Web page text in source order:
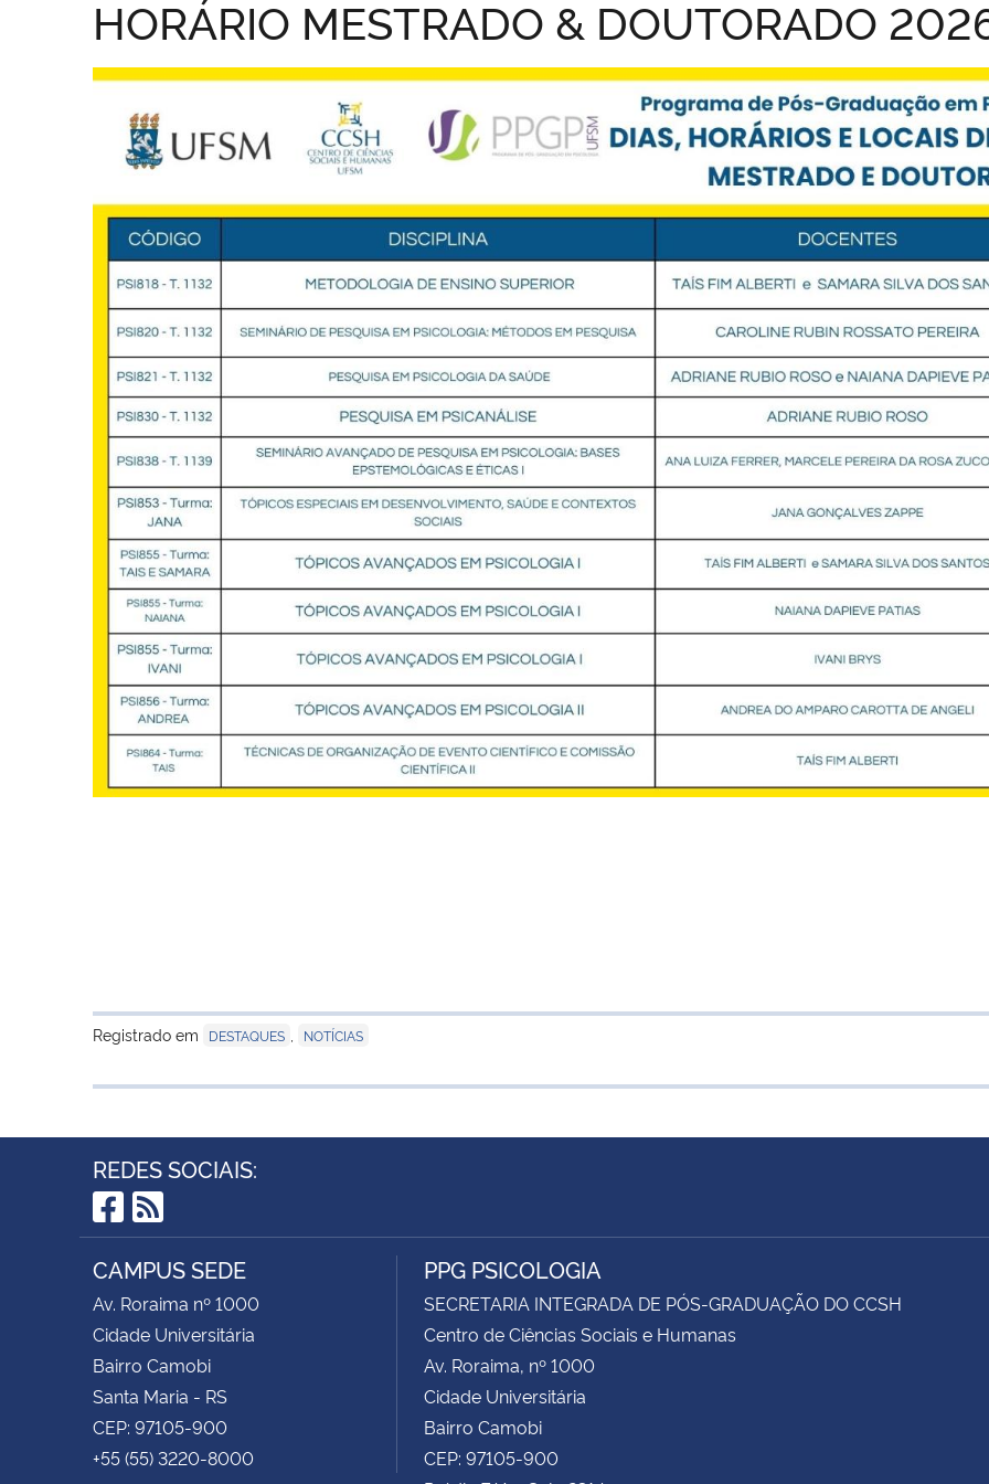
HORÁRIO MESTRADO & DOUTORADO
Registrado em DESTAQUES NOTÍCIAS
REDES SOCIAIS:
Facebook
RSS
CAMPUS SEDE
Av. Roraima nº 1000
Cidade Universitária
Bairro Camobi
Santa Maria - RS
CEP: 97105-900
+55 (55) 3220-8000
PPG PSICOLOGIA
SECRETARIA INTEGRADA DE PÓS-GRADUAÇÃO DO CCSH
Centro de Ciências Sociais e Humanas
Av. Roraima, nº 1000
Cidade Universitária
Bairro Camobi
CEP: 97105-900